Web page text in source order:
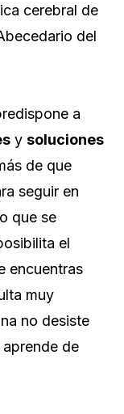
cerebral de
del
a
y soluciones
de que
seguir en
que se
el
encuentras
muy
no desiste
de